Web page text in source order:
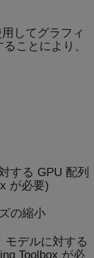
してグラフィ
ことにより、
する GPU 配列
が必要)
の縮小
モデルに対する
Toolbox が必